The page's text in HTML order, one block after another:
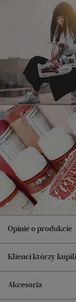
Opinie o produkcie
Klienci którzy
Akcesoria